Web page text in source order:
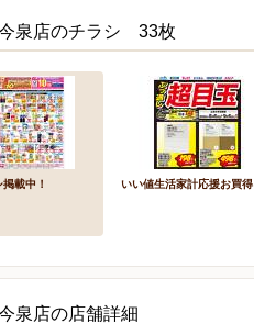
泉店のチラシ 33枚
載中！ いい値生活家計応援お買得
泉店の店舗詳細